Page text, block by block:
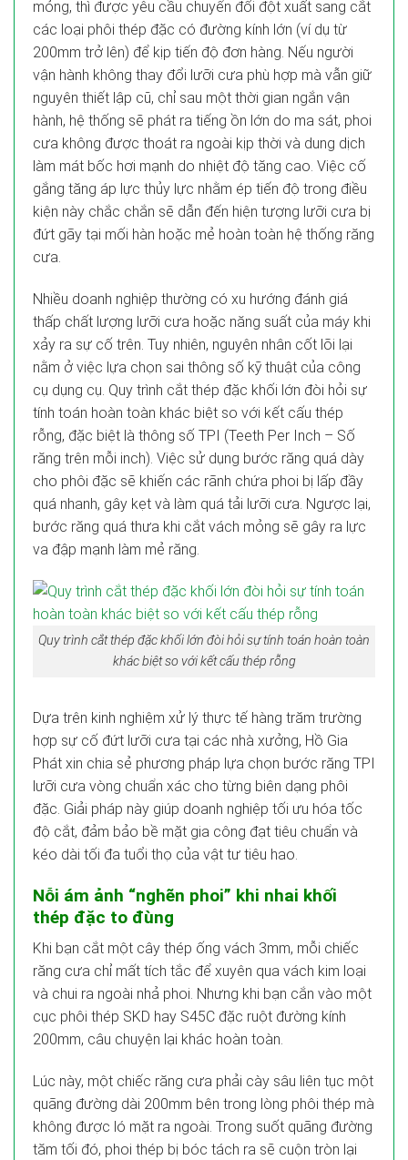
mỏng, thì được yêu cầu chuyển đổi đột xuất sang cắt
các loại phôi thép đặc có đường kính lớn (ví dụ từ
200mm trở lên) để kịp tiến độ đơn hàng. Nếu người
vận hành không thay đổi lưỡi cưa phù hợp mà vẫn giữ
nguyên thiết lập cũ, chỉ sau một thời gian ngắn vận
hành, hệ thống sẽ phát ra tiếng ồn lớn do ma sát, phoi
cưa không được thoát ra ngoài kịp thời và dung dịch
làm mát bốc hơi mạnh do nhiệt độ tăng cao. Việc cố
gắng tăng áp lực thủy lực nhằm ép tiến độ trong điều
kiện này chắc chắn sẽ dẫn đến hiện tượng lưỡi cưa bị
đứt gãy tại mối hàn hoặc mẻ hoàn toàn hệ thống răng
cưa.
Nhiều doanh nghiệp thường có xu hướng đánh giá
thấp chất lượng lưỡi cưa hoặc năng suất của máy khi
xảy ra sự cố trên. Tuy nhiên, nguyên nhân cốt lõi lại
nằm ở việc lựa chọn sai thông số kỹ thuật của công
cụ dụng cụ. Quy trình cắt thép đặc khối lớn đòi hỏi sự
tính toán hoàn toàn khác biệt so với kết cấu thép
rỗng, đặc biệt là thông số TPI (Teeth Per Inch – Số
răng trên mỗi inch). Việc sử dụng bước răng quá dày
cho phôi đặc sẽ khiến các rãnh chứa phoi bị lấp đầy
quá nhanh, gây kẹt và làm quá tải lưỡi cưa. Ngược lại,
bước răng quá thưa khi cắt vách mỏng sẽ gây ra lực
va đập mạnh làm mẻ răng.
Quy trình cắt thép đặc khối lớn đòi hỏi sự tính toán hoàn toàn
khác biệt so với kết cấu thép rỗng
Dựa trên kinh nghiệm xử lý thực tế hàng trăm trường
hợp sự cố đứt lưỡi cưa tại các nhà xưởng, Hồ Gia
Phát xin chia sẻ phương pháp lựa chọn bước răng TPI
lưỡi cưa vòng chuẩn xác cho từng biên dạng phôi
đặc. Giải pháp này giúp doanh nghiệp tối ưu hóa tốc
độ cắt, đảm bảo bề mặt gia công đạt tiêu chuẩn và
kéo dài tối đa tuổi thọ của vật tư tiêu hao.
Nỗi ám ảnh “nghẽn phoi” khi nhai khối
thép đặc to đùng
Khi bạn cắt một cây thép ống vách 3mm, mỗi chiếc
răng cưa chỉ mất tích tắc để xuyên qua vách kim loại
và chui ra ngoài nhả phoi. Nhưng khi bạn cắn vào một
cục phôi thép SKD hay S45C đặc ruột đường kính
200mm, câu chuyện lại khác hoàn toàn.
Lúc này, một chiếc răng cưa phải cày sâu liên tục một
quãng đường dài 200mm bên trong lòng phôi thép mà
không được ló mặt ra ngoài. Trong suốt quãng đường
tăm tối đó, phoi thép bị bóc tách ra sẽ cuộn tròn lại